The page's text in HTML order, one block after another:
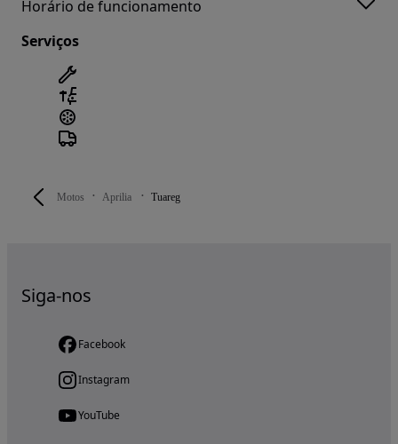
Motos Aprilia Tuareg
Horário de funcionamento
Serviços
Siga-nos
Facebook
Instagram
YouTube